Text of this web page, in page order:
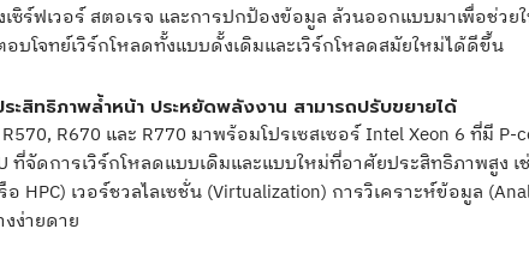
ซิร์ฟเวอร์ สตอเรจ และการปกป้องข้อมูล ล้วนออกแบบมาเพื่อช่ว
บโจทย์เวิร์กโหลดทั้งแบบดั้งเดิมและเวิร์กโหลดสมัยใหม่ได้ดีขึ้น
ะสิทธิภาพล้ำหน้า ประหยัดพลังงาน สามารถปรับขยายได้
R670 และ R770 มาพร้อมโปรเซสเซอร์ Intel Xeon 6 ที่มี P-
ที่จัดการเวิร์กโหลดแบบเดิมและแบบใหม่ที่อาศัยประสิทธิภาพสูง
HPC) เวอร์ชวลไลเซชั่น (Virtualization) การวิเคราะห์ข้อมูล
ง่ายดาย